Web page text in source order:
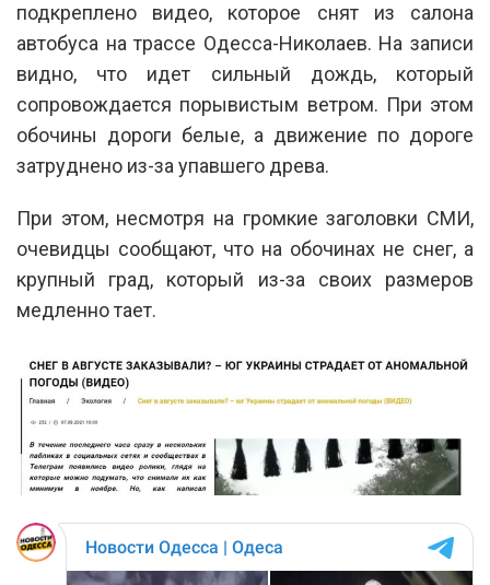
подкреплено видео, которое снят из салона
автобуса на трассе Одесса-Николаев. На записи
видно, что идет сильный дождь, который
сопровождается порывистым ветром. При этом
обочины дороги белые, а движение по дороге
затруднено из-за упавшего древа.
При этом, несмотря на громкие заголовки СМИ,
очевидцы сообщают, что на обочинах не снег, а
крупный град, который из-за своих размеров
медленно тает.